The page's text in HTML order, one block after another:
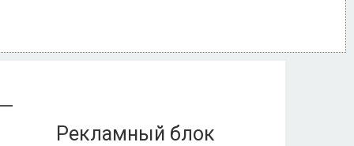
Рекламный блок